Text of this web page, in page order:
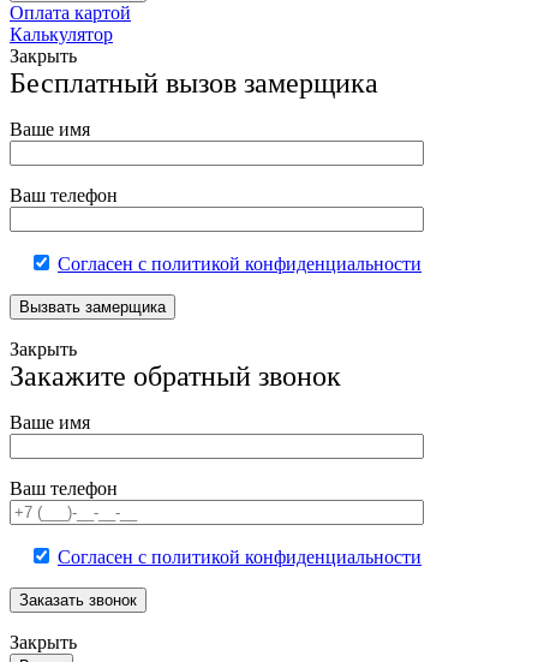
Оплата картой
Калькулятор
Закрыть
Бесплатный вызов замерщика
Ваше имя
Ваш телефон
Согласен с политикой конфиденциальности
Закрыть
Закажите обратный звонок
Ваше имя
Ваш телефон
Согласен с политикой конфиденциальности
Закрыть